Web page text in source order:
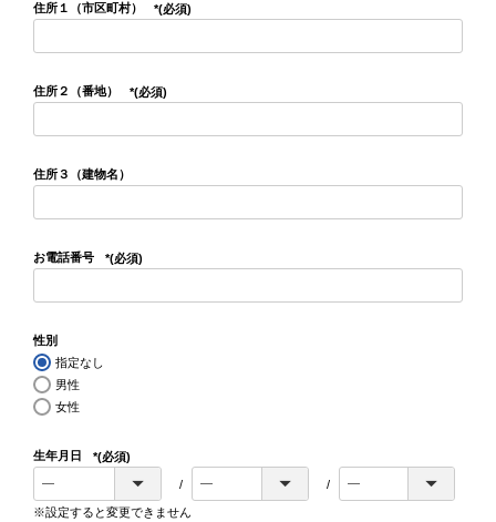
住所１（市区町村） (必須)
住所２（番地） (必須)
住所３（建物名）
お電話番号 (必須)
性別
指定なし
男性
女性
生年月日 (必須)
※設定すると変更できません